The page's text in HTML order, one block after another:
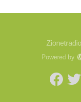
Powered by